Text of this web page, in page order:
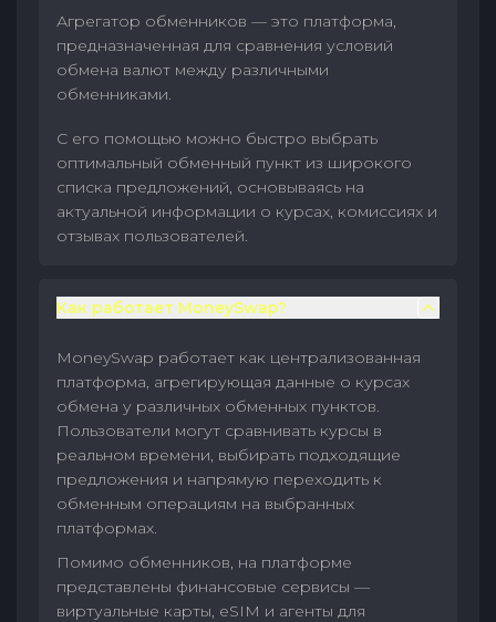
Агрегатор обменников — это платформа,
предназначенная для сравнения условий
обмена валют между различными
обменниками.
С его помощью можно быстро выбрать
оптимальный обменный пункт из широкого
списка предложений, основываясь на
актуальной информации о курсах, комиссиях и
отзывах пользователей.
Как работает MoneySwap?
MoneySwap работает как централизованная
платформа, агрегирующая данные о курсах
обмена у различных обменных пунктов.
Пользователи могут сравнивать курсы в
реальном времени, выбирать подходящие
предложения и напрямую переходить к
обменным операциям на выбранных
платформах.
Помимо обменников, на платформе
представлены финансовые сервисы —
виртуальные карты, eSIM и агенты для